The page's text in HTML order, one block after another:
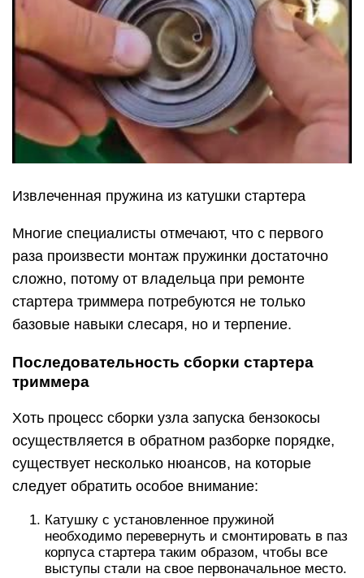
Извлеченная пружина из катушки стартера
Многие специалисты отмечают, что с первого
раза произвести монтаж пружинки достаточно
сложно, потому от владельца при ремонте
стартера триммера потребуются не только
базовые навыки слесаря, но и терпение.
Последовательность сборки стартера
триммера
Хоть процесс сборки узла запуска бензокосы
осуществляется в обратном разборке порядке,
существует несколько нюансов, на которые
следует обратить особое внимание:
Катушку с установленное пружиной
необходимо перевернуть и смонтировать в паз
корпуса стартера таким образом, чтобы все
выступы стали на свое первоначальное место.